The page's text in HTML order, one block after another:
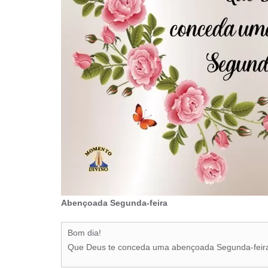
Abençoada Segunda-feira
Bom dia!
Que Deus te conceda uma abençoada Segunda-